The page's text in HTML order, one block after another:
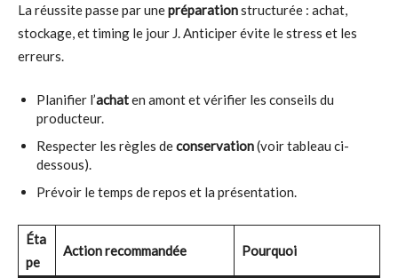
La réussite passe par unepréparationstructurée : achat,
stockage, et timing le jour J. Anticiper évite le stress et les
erreurs.
Planifier l’achaten amont et vérifier les conseils du
producteur.
Respecter les règles deconservation(voir tableau ci-
dessous).
Prévoir le temps de repos et la présentation.
Éta
pe
Action recommandée Pourquoi